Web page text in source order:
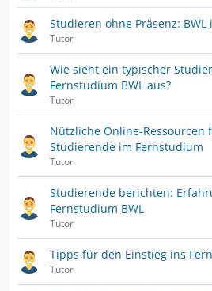
Studieren ohne Präsenz:
Tutor
Wie sieht ein typischer
Fernstudium BWL aus?
Tutor
Nützliche Online-Ressourcen
Studierende im Fernstudium
Tutor
Studierende berichten:
Fernstudium BWL
Tutor
Tipps für den Einstieg ins
Tutor